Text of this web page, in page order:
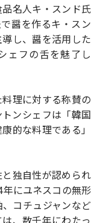
名人キ・スンド氏
醤を作るキ・スン
し、醤を活用した
ェフの舌を魅了し
理に対する称賛の
ンシェフは「韓国
的な料理である」
独自性が認められ
にユネスコの無形
コチュジャンなど
、数千年にわたっ